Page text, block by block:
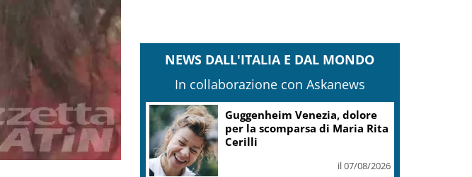
NEWS DALL'ITALIA E DAL MONDO
In collaborazione con Askanews
Guggenheim Venezia, dolore
per la scomparsa di Maria Rita
Cerilli
il 07/08/2026